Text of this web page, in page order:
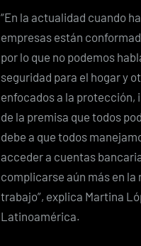
“En la actualidad cuando
empresas están
por lo que no podemos
seguridad para el hogar y
enfocados a la protección,
de la premisa que todos
debe a que todos
acceder a cuentas
complicarse aún más en la
trabajo”, explica Martina
Latinoamérica.